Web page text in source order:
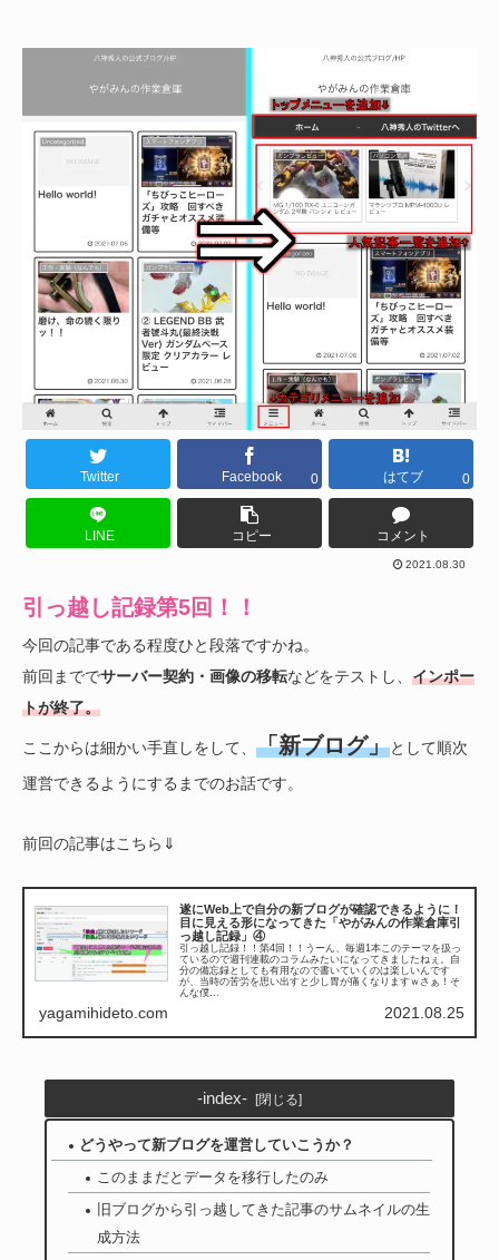
Twitter Facebook 0 はてブ 0
LINE コピー コメント
2021.08.30
引っ越し記録第5回！！
今回の記事である程度ひと段落ですかね。
前回まででサーバー契約・画像の移転などをテストし、 インポー
トが終了。
ここからは細かい手直しをして、 「新ブログ」として順次
運営できるようにするまでのお話です。
前回の記事はこちら⇓
遂にWeb上で自分の新ブログが確認できるように！
目に見える形になってきた「やがみんの作業倉庫引
っ越し記録」④
引っ越し記録！！第4回！！うーん、毎週1本このテーマを扱っ
ているので週刊連載のコラムみたいになってきましたねぇ。自
分の備忘録としても有用なので書いていくのは楽しいんです
が、当時の苦労を思い出すと少し胃が痛くなりますｗさぁ！そ
んな僕...
yagamihideto.com 2021.08.25
-index-
どうやって新ブログを運営していこうか？
このままだとデータを移行したのみ
旧ブログから引っ越してきた記事のサムネイルの生
成方法